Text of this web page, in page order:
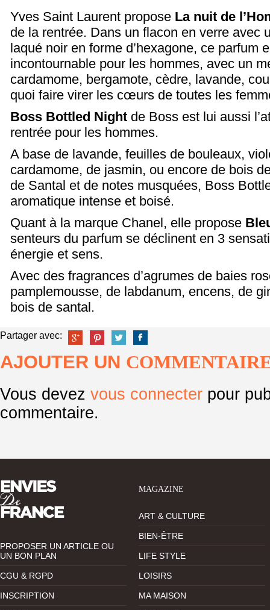
Yves Saint Laurent propose La nuit de
de la rentrée. Dans un flacon en verre avec
laqué noir en forme d’hexagone, ce parfum
incontournable pour les hommes, avec un
cardamome, bergamote, cèdre, lavande,
quoi faire virer les cœurs de toutes les
Boss Bottled Night de Boss est lui aussi
rentrée pour les hommes.
A base de lavande, feuilles de bouleaux,
cardamome, de jasmin, ou encore de bois
de Santal et de notes musquées, Boss
aromatique intense et boisé.
Quant à la marque Chanel, elle propose
senteurs du parfum se déclinent en 3
énergie et sens.
Avec des fragrances d’agrumes de baies
pamplemousse, de labdanum, encens, de
bois de santal.
Partager avec:
AJOUTER UN
Vous devez vous connecter pour
commentaire.
PROPOSER UN ARTICLE OU
UN BON PLAN
CGU & RGPD
INSCRIPTION
MAGAZINE
ART & CULTURE
BIEN-ÊTRE
LIFE STYLE
LOISIRS
MA MAISON